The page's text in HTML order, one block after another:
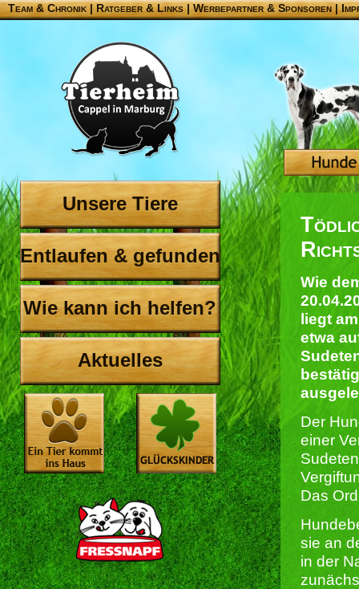
Team & Chronik |Ratgeber & Links|Werbepartner & Sponsoren|
Unsere Tiere
Entlaufen & gefunden
Wie kann ich helfen?
Aktuelles
Wie
liegt
etwa
Der
einer
Das
sie an
in der